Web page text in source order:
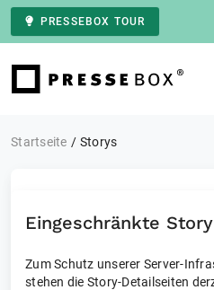
PRESSEBOX TOUR
Zur Startseite
Startseite Storys
Eingeschränkte
Zum Schutz unserer Server-
stehen die Story-Detailseiten